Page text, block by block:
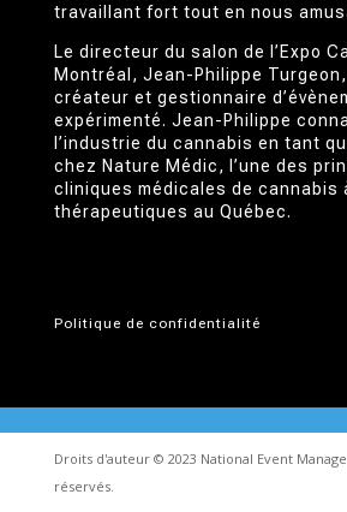
travaillant fort tout en nous
Le directeur du salon de l’Expo
Montréal, Jean-Philippe
créateur et gestionnaire
expérimenté. Jean-Philippe
l’industrie du cannabis en tant
chez Nature Médic, l’une des
cliniques médicales de cannabis
thérapeutiques au Québec.
Politique de confidentialité
Droits d'auteur © 2023 National Event
réservés.